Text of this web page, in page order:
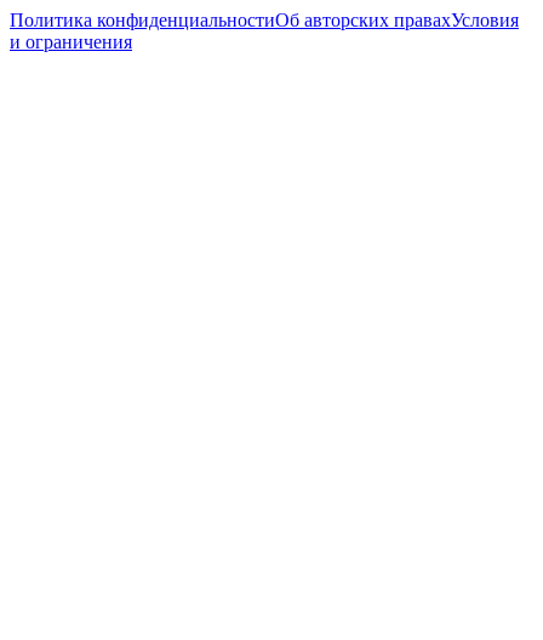
Политика конфиденциальностиОб авторских правахУсловия
и ограничения